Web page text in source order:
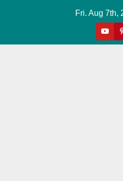
Fri. Aug 7th,